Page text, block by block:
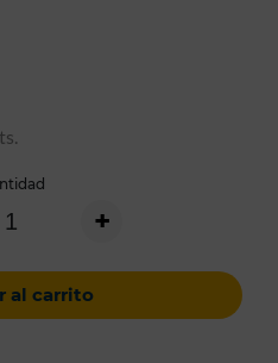
+
al carrito